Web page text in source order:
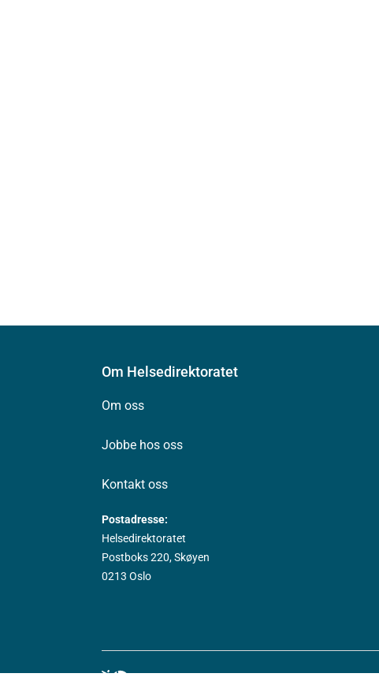
Om Helsedirektoratet
Om oss
Jobbe hos oss
Kontakt oss
Postadresse:
Helsedirektoratet
Postboks 220, Skøyen
0213 Oslo